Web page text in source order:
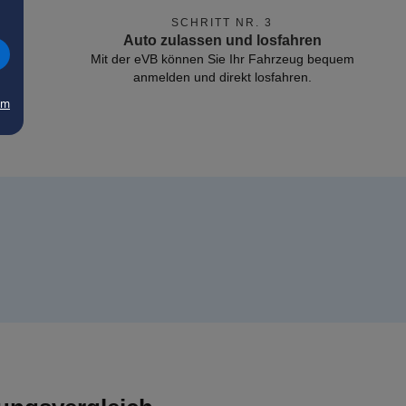
SCHRITT NR. 3
Auto zulassen und losfahren
Mit der eVB können Sie Ihr Fahrzeug bequem
anmelden und direkt losfahren.